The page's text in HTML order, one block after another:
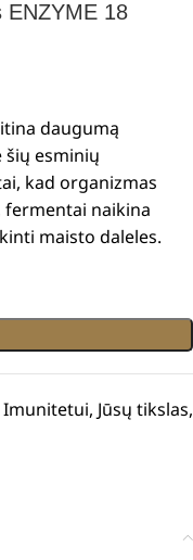
ENZYME 18
daugumą
esminių
kad organizmas
fermentai naikina
maisto daleles.
Imunitetui, Jūsų tikslas,